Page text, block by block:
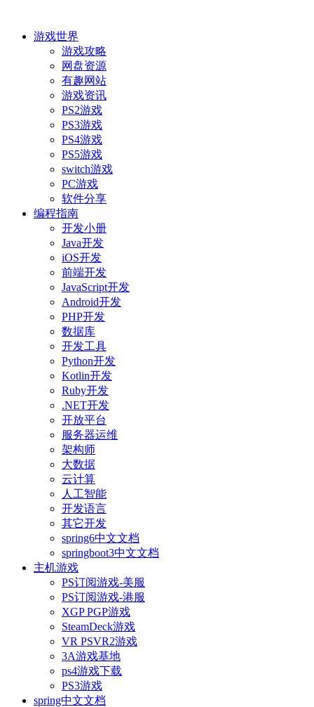
游戏世界
游戏攻略
网盘资源
有趣网站
游戏资讯
PS2游戏
PS3游戏
PS4游戏
PS5游戏
switch游戏
PC游戏
软件分享
编程指南
开发小册
Java开发
iOS开发
前端开发
JavaScript开发
Android开发
PHP开发
数据库
开发工具
Python开发
Kotlin开发
Ruby开发
.NET开发
开放平台
服务器运维
架构师
大数据
云计算
人工智能
开发语言
其它开发
spring6中文文档
springboot3中文文档
主机游戏
PS订阅游戏-美服
PS订阅游戏-港服
XGP PGP游戏
SteamDeck游戏
VR PSVR2游戏
3A游戏基地
ps4游戏下载
PS3游戏
spring中文文档